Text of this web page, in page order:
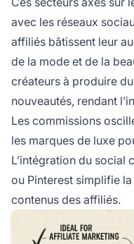
avec les réseaux
affiliés bâtissent leur
de la mode et de la
créateurs à produire
nouveautés, rendant
Les commissions
les marques de luxe
L’intégration du social
ou Pinterest simplifie
contenus des affiliés.